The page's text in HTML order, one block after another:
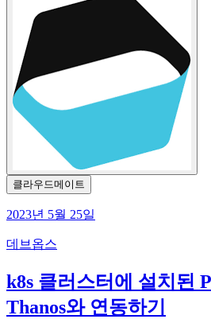
클라우드메이트
2023년 5월 25일
데브옵스
k8s 클러스터에 설치된
Thanos와 연동하기